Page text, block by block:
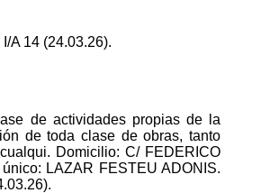
A 14 (24.03.26).
de actividades propias de la
de toda clase de obras, tanto
Domicilio: C/ FEDERICO
LAZAR FESTEU ADONIS.